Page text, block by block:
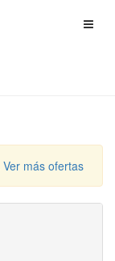
Ver más ofertas